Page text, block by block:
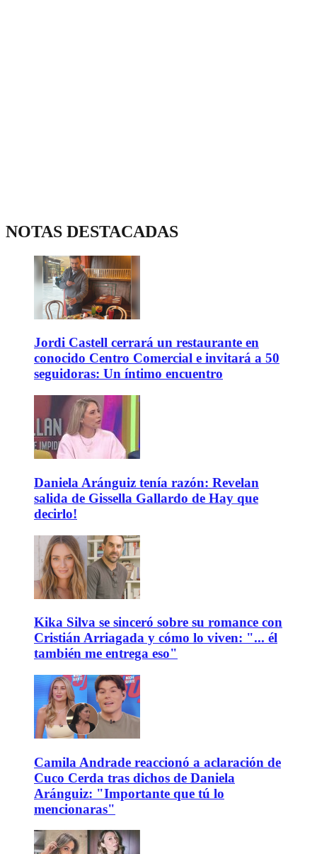
NOTAS DESTACADAS
Jordi Castell cerrará un restaurante en
conocido Centro Comercial e invitará a 50
seguidoras: Un íntimo encuentro
Daniela Aránguiz tenía razón: Revelan
salida de Gissella Gallardo de Hay que
decirlo!
Kika Silva se sinceró sobre su romance con
Cristián Arriagada y cómo lo viven: "... él
también me entrega eso"
Camila Andrade reaccionó a aclaración de
Cuco Cerda tras dichos de Daniela
Aránguiz: "Importante que tú lo
mencionaras"